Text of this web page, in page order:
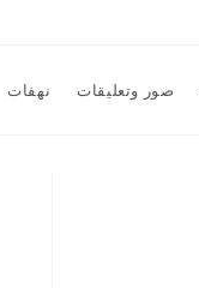
صور وتعليقات نهفات